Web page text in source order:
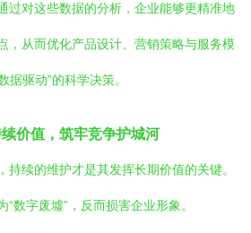
过对这些数据的分析，企业能够更精准地
，从而优化产品设计、营销策略与服务模
据驱动”的科学决策。
价值，筑牢竞争护城河
持续的维护才是其发挥长期价值的关键。
数字废墟”，反而损害企业形象。